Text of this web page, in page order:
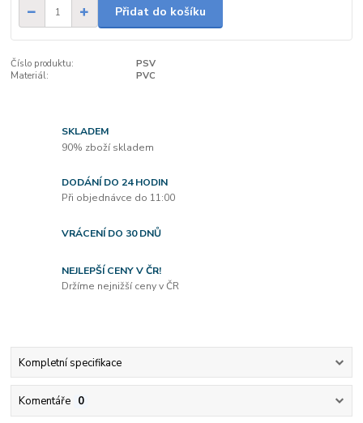
Přidat do košíku
Číslo produktu:
PSV
Materiál:
PVC
SKLADEM
90% zboží skladem
DODÁNÍ DO 24 HODIN
Při objednávce do 11:00
VRÁCENÍ DO 30 DNŮ
NEJLEPŠÍ CENY V ČR!
Držíme nejnižší ceny v ČR
Kompletní specifikace
Komentáře 0